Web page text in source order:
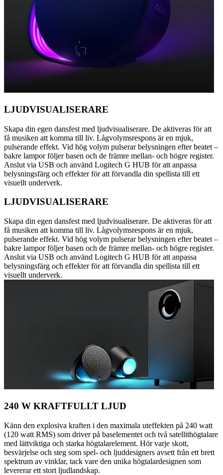
LJUDVISUALISERARE
Skapa din egen dansfest med ljudvisualiserare. De aktiveras för att
få musiken att komma till liv. Lågvolymsrespons är en mjuk,
pulserande effekt. Vid hög volym pulserar belysningen efter beatet –
bakre lampor följer basen och de främre mellan- och högre register.
Anslut via USB och använd Logitech G HUB för att anpassa
belysningsfärg och effekter för att förvandla din spellista till ett
visuellt underverk.
LJUDVISUALISERARE
Skapa din egen dansfest med ljudvisualiserare. De aktiveras för att
få musiken att komma till liv. Lågvolymsrespons är en mjuk,
pulserande effekt. Vid hög volym pulserar belysningen efter beatet –
bakre lampor följer basen och de främre mellan- och högre register.
Anslut via USB och använd Logitech G HUB för att anpassa
belysningsfärg och effekter för att förvandla din spellista till ett
visuellt underverk.
240 W KRAFTFULLT LJUD
Känn den explosiva kraften i den maximala uteffekten på 240 watt
(120 watt RMS) som driver på baselementet och två satellithögtalare
med lättviktiga och starka högtalarelement. Hör varje skott,
besvärjelse och steg som spel- och ljuddesigners avsett från ett brett
spektrum av vinklar, tack vare den unika högtalardesignen som
levererar ett stort ljudlandskap.